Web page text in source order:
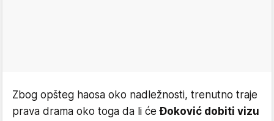
Zbog opšteg haosa oko nadležnosti, trenutno traje
prava drama oko toga da li ćeĐoković dobiti vizu